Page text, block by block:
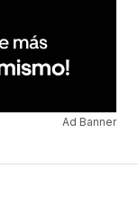
Ad Banner